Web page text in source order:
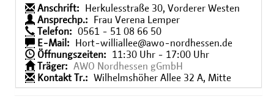
Anschrift:
Herkulesstraße 30, Vorderer Westen
Ansprechp.:
Frau Verena Lemper
Telefon:
0561 - 51 08 66 50
E-Mail:
Hort-williallee@awo-nordhessen.de
Öffnungszeiten:
11:30 Uhr - 17:00 Uhr
Träger:
AWO Nordhessen gGmbH
Kontakt Tr.:
Wilhelmshöher Allee 32 A, Mitte